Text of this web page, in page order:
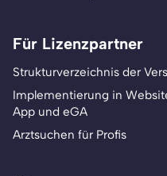
Für Lizenzpartner
Strukturverzeichnis der
Implementierung in
App und eGA
Arztsuchen für Profis